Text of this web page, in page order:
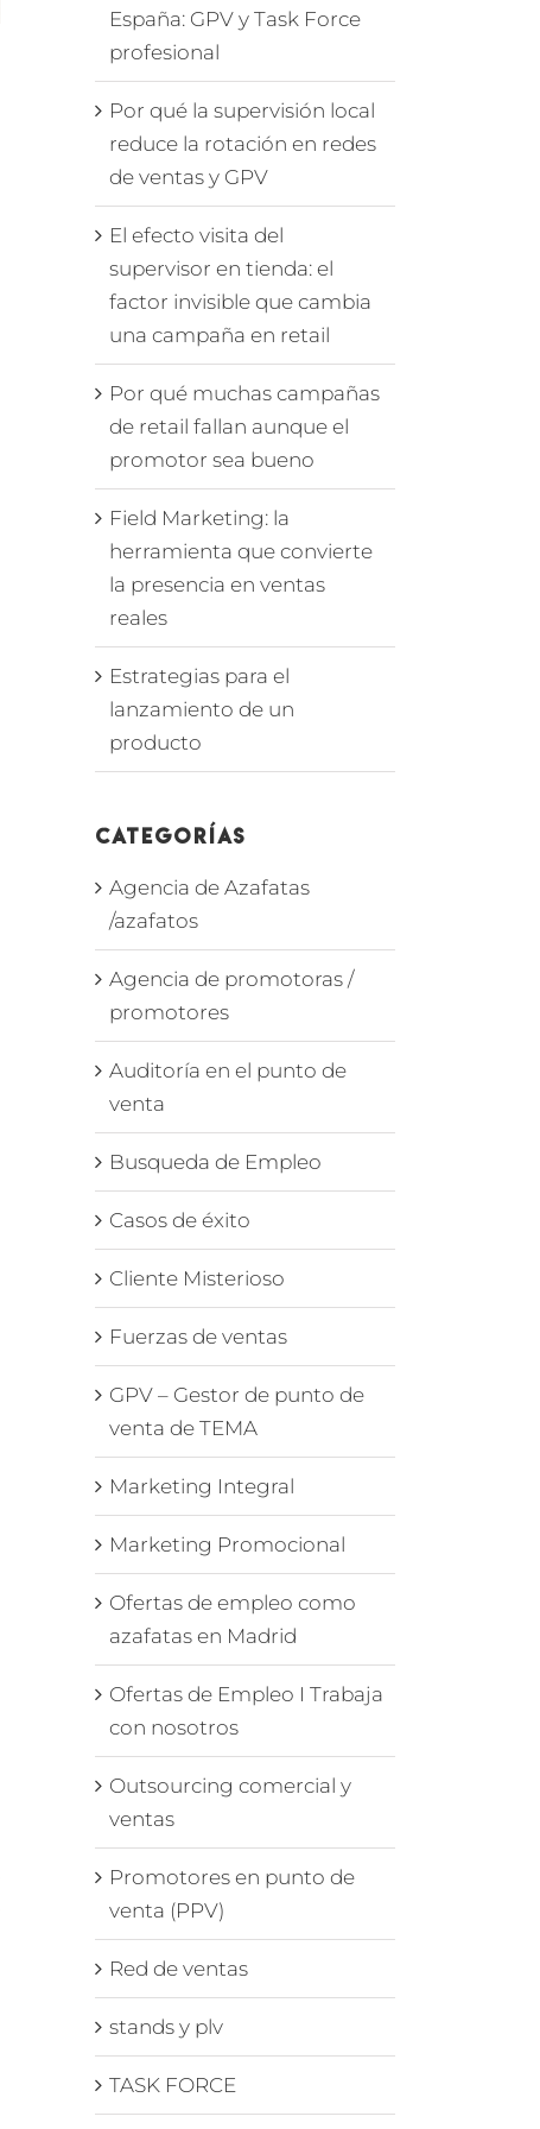
España: GPV y Task Force
profesional
Por qué la supervisión local
reduce la rotación en redes
de ventas y GPV
El efecto visita del
supervisor en tienda: el
factor invisible que cambia
una campaña en retail
Por qué muchas campañas
de retail fallan aunque el
promotor sea bueno
Field Marketing: la
herramienta que convierte
la presencia en ventas
reales
Estrategias para el
lanzamiento de un
producto
Categorías
Agencia de Azafatas
/azafatos
Agencia de promotoras /
promotores
Auditoría en el punto de
venta
Busqueda de Empleo
Casos de éxito
Cliente Misterioso
Fuerzas de ventas
GPV – Gestor de punto de
venta de TEMA
Marketing Integral
Marketing Promocional
Ofertas de empleo como
azafatas en Madrid
Ofertas de Empleo I Trabaja
con nosotros
Outsourcing comercial y
ventas
Promotores en punto de
venta (PPV)
Red de ventas
stands y plv
TASK FORCE